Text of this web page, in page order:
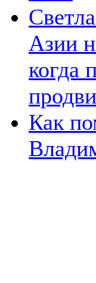
Азии
когда
Как